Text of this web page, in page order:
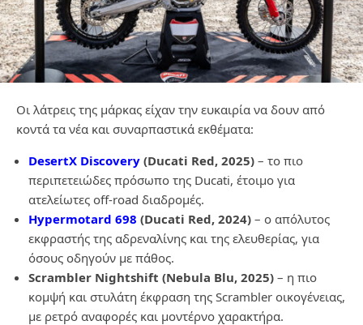
Οι λάτρεις της μάρκας είχαν την ευκαιρία να δουν από
κοντά τα νέα και συναρπαστικά εκθέματα:
DesertX Discovery (Ducati Red, 2025) – το πιο
περιπετειώδες πρόσωπο της Ducati, έτοιμο για
ατελείωτες off-road διαδρομές.
Hypermotard 698 (Ducati Red, 2024) – ο απόλυτος
εκφραστής της αδρεναλίνης και της ελευθερίας, για
όσους οδηγούν με πάθος.
Scrambler Nightshift (Nebula Blu, 2025) – η πιο
κομψή και στυλάτη έκφραση της Scrambler οικογένειας,
με ρετρό αναφορές και μοντέρνο χαρακτήρα.